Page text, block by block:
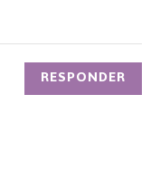
RESPONDER